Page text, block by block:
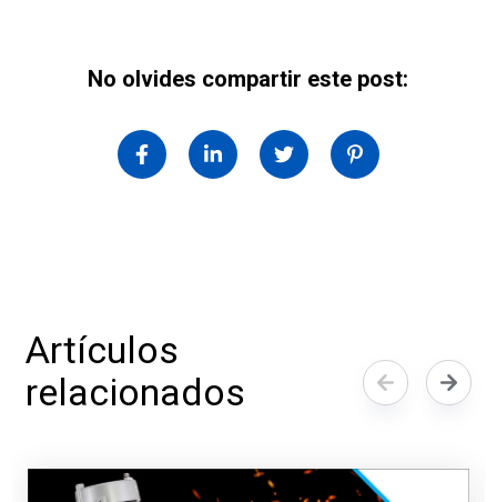
No olvides compartir este post:
Artículos
relacionados